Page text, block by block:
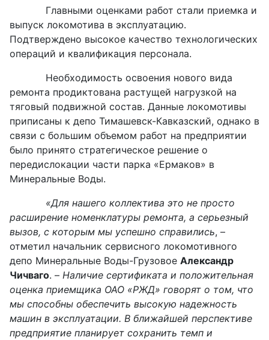
Главными оценками работ стали приемка и
выпуск локомотива в эксплуатацию.
Подтверждено высокое качество технологических
операций и квалификация персонала.
Необходимость освоения нового вида
ремонта продиктована растущей нагрузкой на
тяговый подвижной состав. Данные локомотивы
приписаны к депо Тимашевск-Кавказский, однако в
связи с большим объемом работ на предприятии
было принято стратегическое решение о
передислокации части парка «Ермаков» в
Минеральные Воды.
«Для нашего коллектива это не просто
расширение номенклатуры ремонта, а серьезный
вызов, с которым мы успешно справились, –
отметил начальник сервисного локомотивного
депо Минеральные Воды-Грузовое Александр
Чичваго. – Наличие сертификата и положительная
оценка приемщика ОАО «РЖД» говорят о том, что
мы способны обеспечить высокую надежность
машин в эксплуатации. В ближайшей перспективе
предприятие планирует сохранить темп и